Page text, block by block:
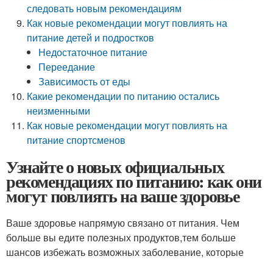
следовать новым рекомендациям
Как новые рекомендации могут повлиять на
питание детей и подростков
Недостаточное питание
Переедание
Зависимость от еды
Какие рекомендации по питанию остались
неизменными
Как новые рекомендации могут повлиять на
питание спортсменов
Узнайте о новых официальных
рекомендациях по питанию: как они
могут повлиять на ваше здоровье
Ваше здоровье напрямую связано от питания. Чем
больше вы едите полезных продуктов,тем больше
шансов избежать возможных заболевание, которые